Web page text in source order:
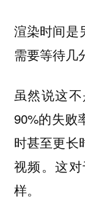
渲染时间是
需要等待几
虽然说这
90%的失败
时甚至更长
视频。这
样。